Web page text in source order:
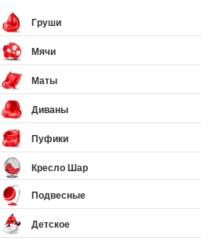
Груши
Мячи
Маты
Диваны
Пуфики
Кресло Шар
Подвесные
Детское